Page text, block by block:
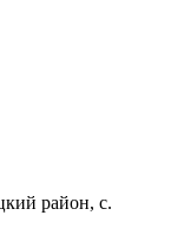
район, с.